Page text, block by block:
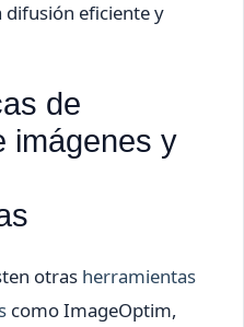
eficiente y
de
imágenes y
otras herramientas
como ImageOptim,